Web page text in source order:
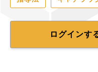
ログインす